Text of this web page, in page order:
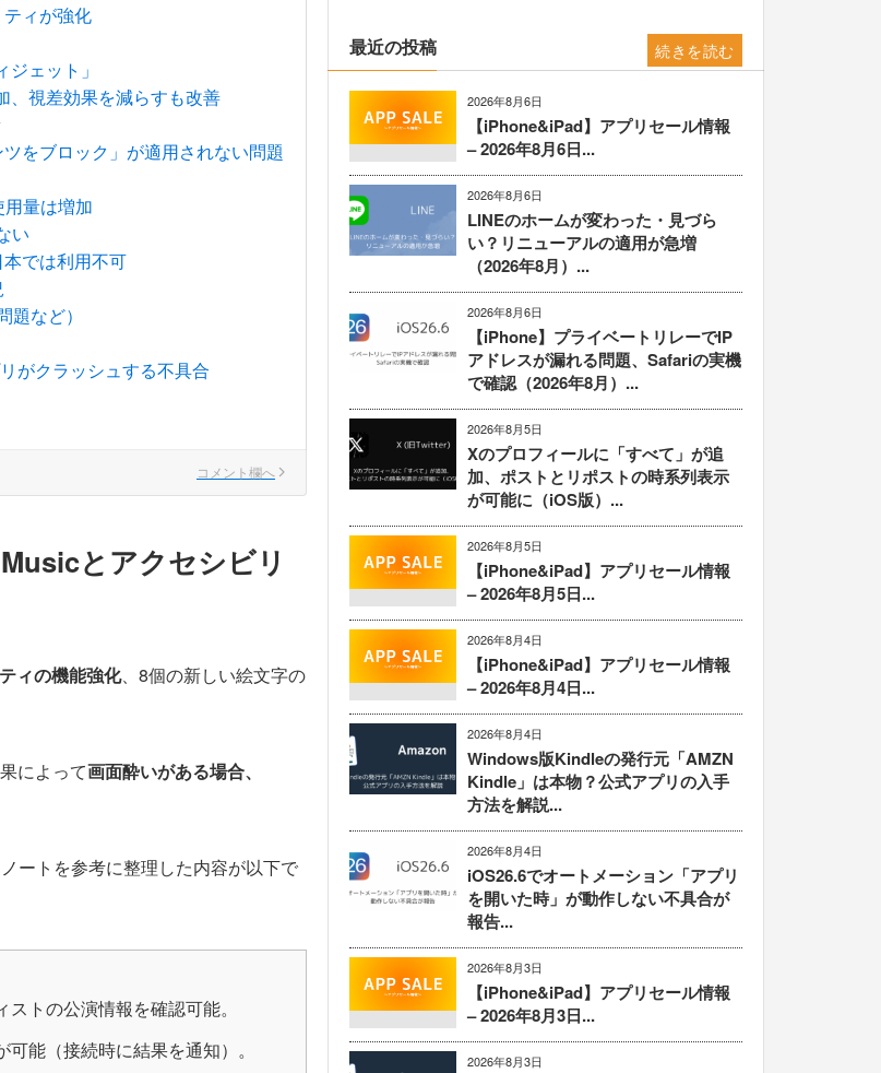
ィが強化
ェット」
、視差効果を減らすも改善
をブロック」が適用されない問題
量は増加
い
では利用不可
など）
がクラッシュする不具合
コメント欄へ
とアクセシビリ
ィの機能強化、8個の新しい絵文字の
によって画面酔いがある場合、
ートを参考に整理した内容が以下で
トの公演情報を確認可能。
能（接続時に結果を通知）。
最近の投稿
2026年8月6日
【iPhone&iPad】アプリセール情報
– 2026年8月6日...
2026年8月6日
LINEのホームが変わった・見づら
い？リニューアルの適用が急増
（2026年8月）...
2026年8月6日
【iPhone】プライベートリレーでIP
アドレスが漏れる問題、Safariの実機
で確認（2026年8月）...
2026年8月5日
Xのプロフィールに「すべて」が追
加、ポストとリポストの時系列表示
が可能に（iOS版）...
2026年8月5日
【iPhone&iPad】アプリセール情報
– 2026年8月5日...
2026年8月4日
【iPhone&iPad】アプリセール情報
– 2026年8月4日...
2026年8月4日
Windows版Kindleの発行元「AMZN
Kindle」は本物？公式アプリの入手
方法を解説...
2026年8月4日
iOS26.6でオートメーション「アプリ
を開いた時」が動作しない不具合が
報告...
2026年8月3日
【iPhone&iPad】アプリセール情報
– 2026年8月3日...
2026年8月3日
続きを読む